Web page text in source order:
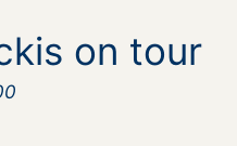
on tour